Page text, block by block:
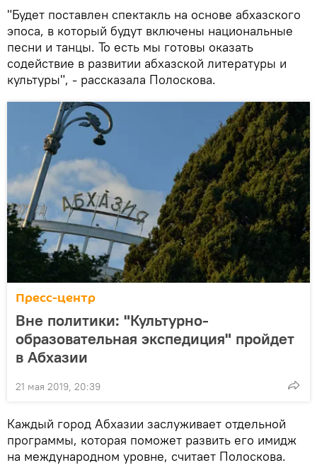
"Будет поставлен спектакль на основе абхазского
эпоса, в который будут включены национальные
песни и танцы. То есть мы готовы оказать
содействие в развитии абхазской литературы и
культуры", - рассказала Полоскова.
Пресс-центр
Вне политики: "Культурно-
образовательная экспедиция" пройдет
в Абхазии
21 мая 2019, 20:39
Каждый город Абхазии заслуживает отдельной
программы, которая поможет развить его имидж
на международном уровне, считает Полоскова.